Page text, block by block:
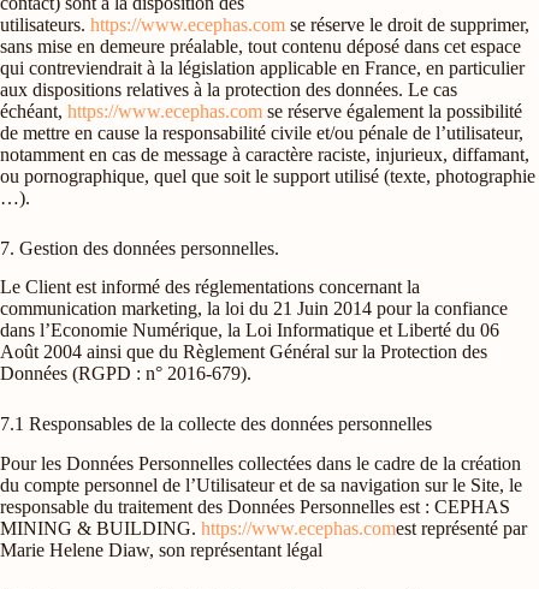
utilisateurs. https://www.ecephas.com se réserve le droit de supprimer,
sans mise en demeure préalable, tout contenu déposé dans cet espace
qui contreviendrait à la législation applicable en France, en particulier
aux dispositions relatives à la protection des données. Le cas
échéant, https://www.ecephas.com se réserve également la possibilité
de mettre en cause la responsabilité civile et/ou pénale de l’utilisateur,
notamment en cas de message à caractère raciste, injurieux, diffamant,
ou pornographique, quel que soit le support utilisé (texte, photographie
…).
7. Gestion des données personnelles.
Le Client est informé des réglementations concernant la
communication marketing, la loi du 21 Juin 2014 pour la confiance
dans l’Economie Numérique, la Loi Informatique et Liberté du 06
Août 2004 ainsi que du Règlement Général sur la Protection des
Données (RGPD : n° 2016-679).
7.1 Responsables de la collecte des données personnelles
Pour les Données Personnelles collectées dans le cadre de la création
du compte personnel de l’Utilisateur et de sa navigation sur le Site, le
responsable du traitement des Données Personnelles est : CEPHAS
MINING & BUILDING. https://www.ecephas.comest représenté par
Marie Helene Diaw, son représentant légal